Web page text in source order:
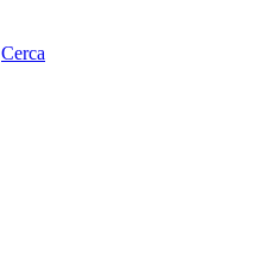
Cerca